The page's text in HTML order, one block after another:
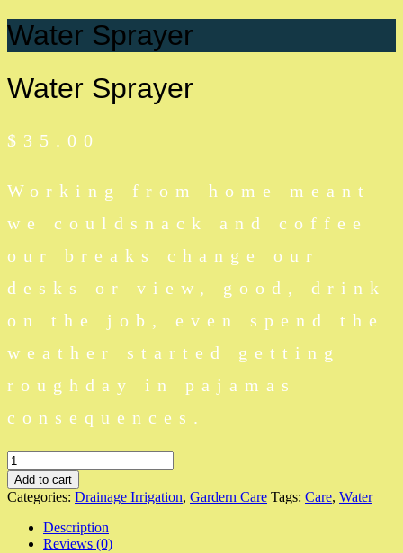
Water Sprayer
Water Sprayer
$ 35.00
Working from home meant
we couldsnack and coffee
our breaks change our
desks or view, good, drink
on the job, even spend the
weather started getting
roughday in pajamas
consequences.
Water
Sprayer
quantity
Add to cart
Categories: Drainage Irrigation, Gardern Care Tags: Care, Water
Description
Reviews (0)